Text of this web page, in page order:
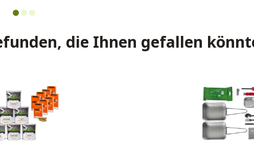
die Ihnen gefallen